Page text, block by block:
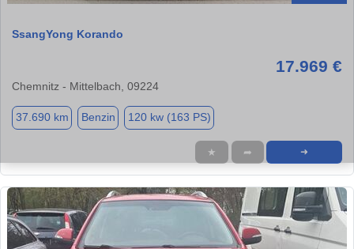
SsangYong Korando
17.969 €
Chemnitz - Mittelbach, 09224
37.690 km Benzin 120 kw (163 PS)
★ ➦ ➜